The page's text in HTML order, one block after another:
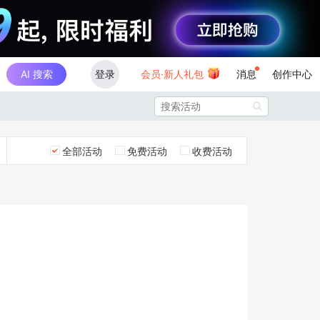
AI 搜索 登录 会员·新人礼包 消息 创作中心

全部活动 免费活动 收费活动